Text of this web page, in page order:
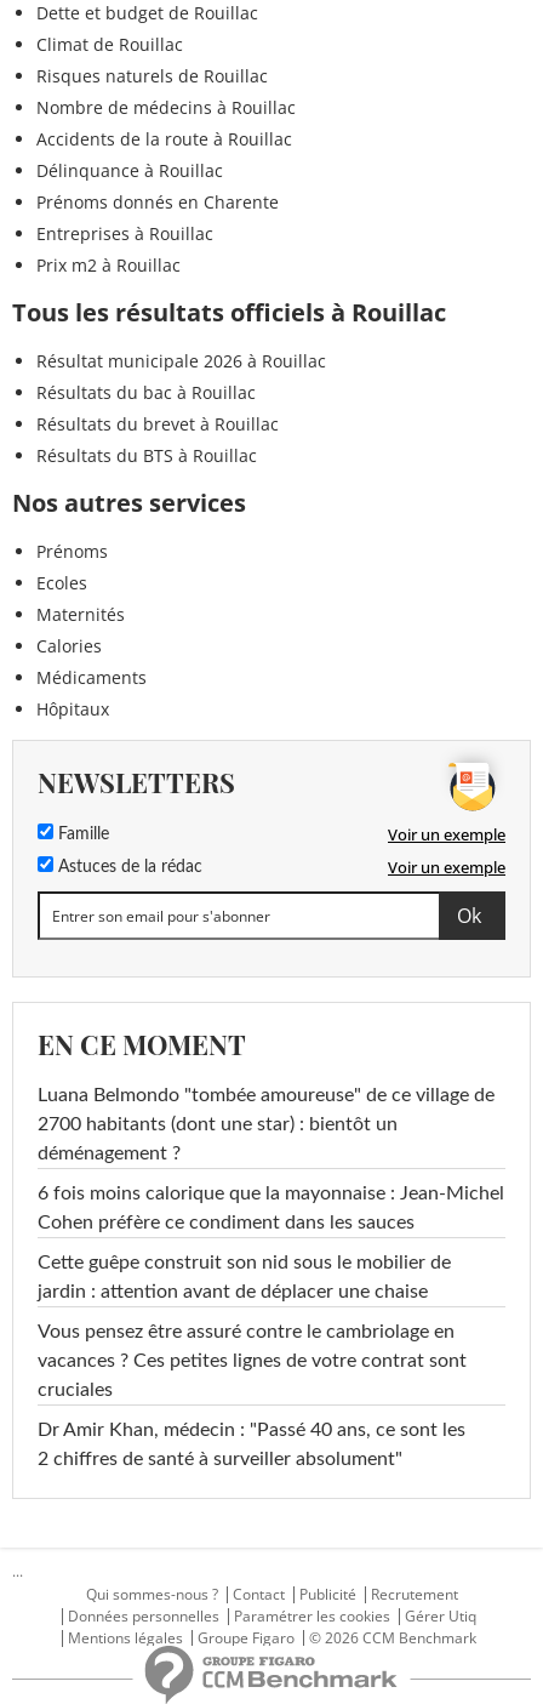
Dette et budget de Rouillac
Climat de Rouillac
Risques naturels de Rouillac
Nombre de médecins à Rouillac
Accidents de la route à Rouillac
Délinquance à Rouillac
Prénoms donnés en Charente
Entreprises à Rouillac
Prix m2 à Rouillac
Tous les résultats officiels à Rouillac
Résultat municipale 2026 à Rouillac
Résultats du bac à Rouillac
Résultats du brevet à Rouillac
Résultats du BTS à Rouillac
Nos autres services
Prénoms
Ecoles
Maternités
Calories
Médicaments
Hôpitaux
NEWSLETTERS
Famille Voir un exemple
Astuces de la rédac Voir un exemple
EN CE MOMENT
Luana Belmondo "tombée amoureuse" de ce village de
2700 habitants (dont une star) : bientôt un
déménagement ?
6 fois moins calorique que la mayonnaise : Jean-Michel
Cohen préfère ce condiment dans les sauces
Cette guêpe construit son nid sous le mobilier de
jardin : attention avant de déplacer une chaise
Vous pensez être assuré contre le cambriolage en
vacances ? Ces petites lignes de votre contrat sont
cruciales
Dr Amir Khan, médecin : "Passé 40 ans, ce sont les
2 chiffres de santé à surveiller absolument"
...
Qui sommes-nous ?
Contact Publicité
Recrutement
Données personnelles
Paramétrer les cookies
Gérer Utiq
Mentions légales
Groupe Figaro © 2026 CCM Benchmark